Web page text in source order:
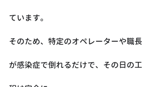
ています。
そのため、特定のオペレーターや職長
が感染症で倒れるだけで、その日の工